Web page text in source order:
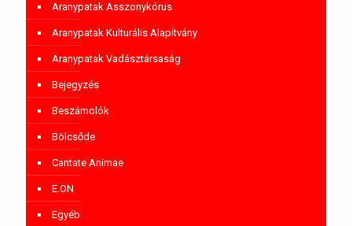
Aranypatak Asszonykórus
Aranypatak Kulturális Alapítvány
Aranypatak Vadásztársaság
Bejegyzés
Beszámolók
Bölcsőde
Cantate Animae
E.ON
Egyéb